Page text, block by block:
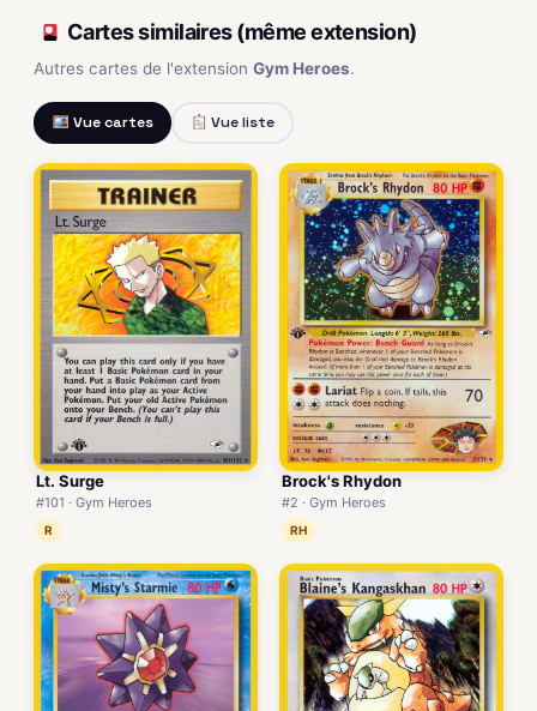
Cartes similaires (même extension)
Autres cartes de l'extension Gym Heroes.
Vue cartes Vue liste
Lt. Surge
#101 · Gym Heroes
R
Brock's Rhydon
#2 · Gym Heroes
RH